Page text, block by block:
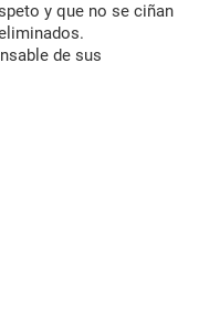
y que no se ciñan
de sus